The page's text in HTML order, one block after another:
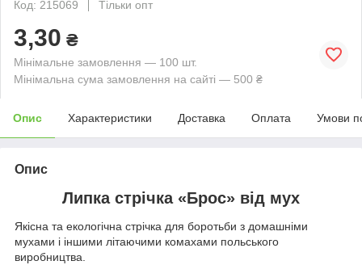
Код: 215069
Тільки опт
3,30 ₴
Мінімальне замовлення — 100 шт.
Мінімальна сума замовлення на сайті — 500 ₴
Опис Характеристики Доставка Оплата Умови
Опис
Липка стрічка «Брос» від мух
Якісна та екологічна стрічка для боротьби з домашніми
мухами і іншими літаючими комахами польського
виробництва.